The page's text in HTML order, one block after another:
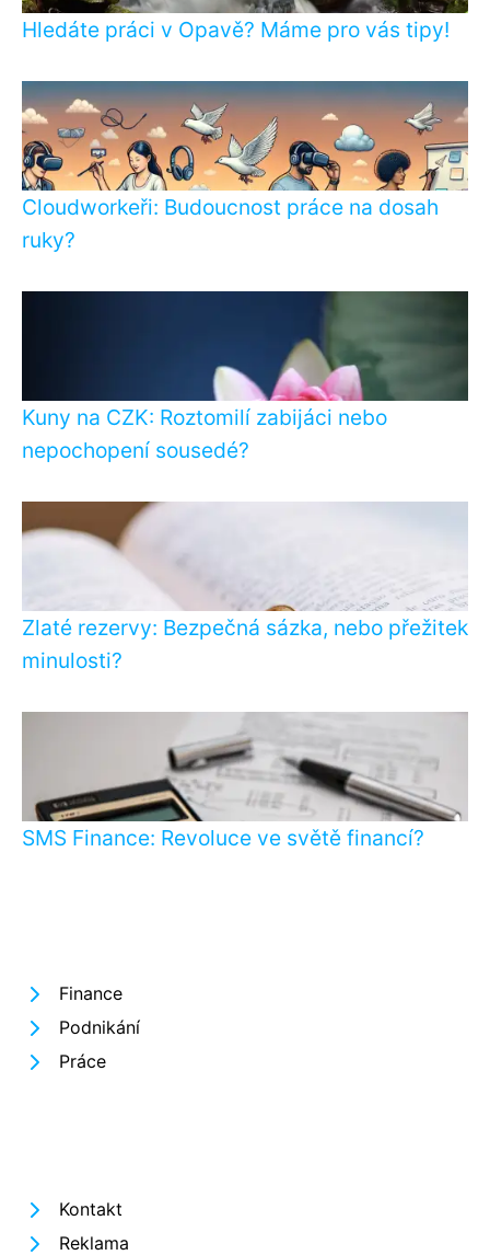
Hledáte práci v Opavě? Máme pro vás tipy!
Cloudworkeři: Budoucnost práce na dosah
ruky?
Kuny na CZK: Roztomilí zabijáci nebo
nepochopení sousedé?
Zlaté rezervy: Bezpečná sázka, nebo přežitek
minulosti?
SMS Finance: Revoluce ve světě financí?
Finance
Podnikání
Práce
Kontakt
Reklama